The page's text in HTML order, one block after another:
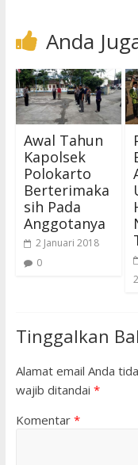
Anda
Awal Tahun
Kapolsek
Polokarto
Berterimaka
sih Pada
Anggotanya
2 Januari 2018
0
Tinggalkan
Alamat email Anda
wajib ditandai *
Komentar *